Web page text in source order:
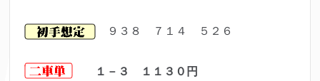
９３８ ７１４ ５２６
１－３ １１３０円